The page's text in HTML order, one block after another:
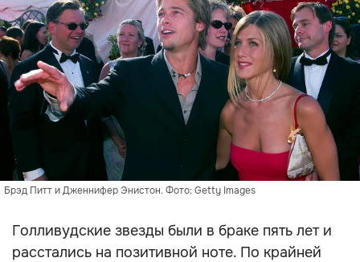
Брэд Питт и Дженнифер Энистон. Фото: Getty Images
Голливудские звезды были в браке пять лет и
расстались на позитивной ноте. По крайней